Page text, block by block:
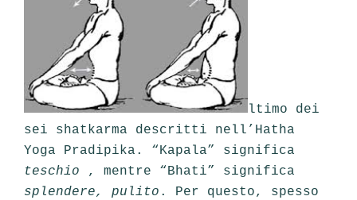
ltimo dei
sei shatkarma descritti nell’Hatha
Yoga Pradipika. “Kapala” significa
teschio , mentre “Bhati” significa
splendere, pulito . Per questo, spesso